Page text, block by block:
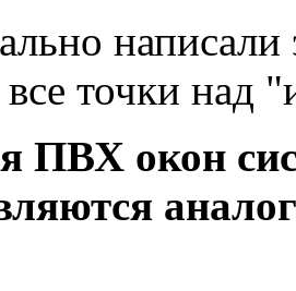
написали
все точки над
ПВХ окон